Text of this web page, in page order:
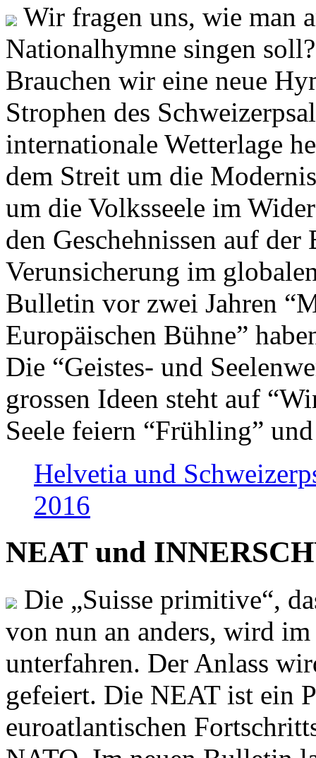
Wir fragen uns, wie man
Nationalhymne singen
Brauchen wir eine neue
Strophen des
internationale Wetterlage
dem Streit um die
um die Volksseele im
den Geschehnissen auf
Verunsicherung im
Bulletin vor zwei Jahren
Europäischen Bühne”
Die “Geistes- und
grossen Ideen steht auf
Seele feiern “Frühling”
Helvetia und
2016
NEAT und
Die „Suisse primitive“,
von nun an anders, wird
unterfahren. Der Anlass
gefeiert. Die NEAT ist ein
euroatlantischen